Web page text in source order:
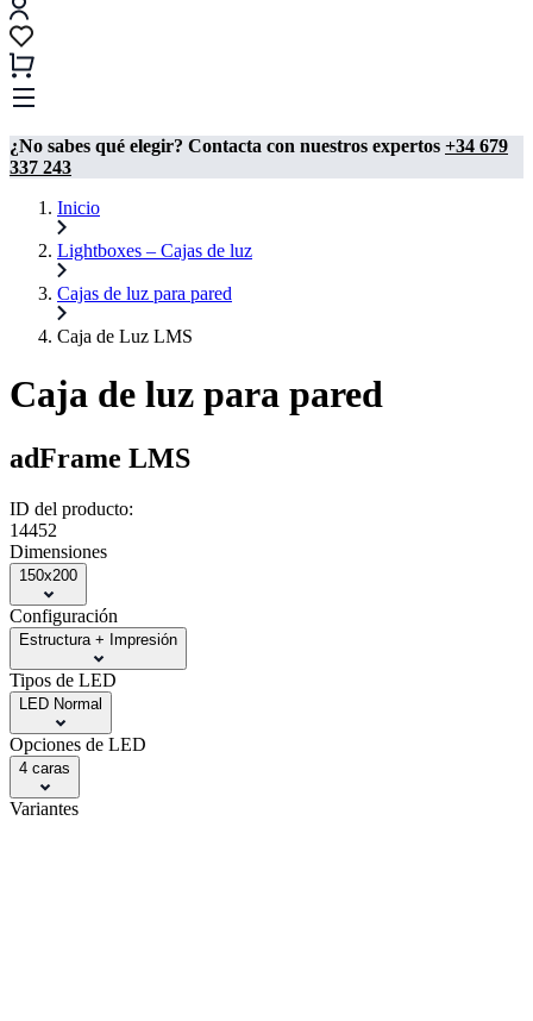
¿No sabes qué elegir? Contacta con nuestros expertos +34 679
337 243
Inicio
Lightboxes – Cajas de luz
Cajas de luz para pared
Caja de Luz LMS
Caja de luz para pared
adFrame LMS
ID del producto:
14452
Dimensiones
150x200
Configuración
Estructura + Impresión
Tipos de LED
LED Normal
Opciones de LED
4 caras
Variantes